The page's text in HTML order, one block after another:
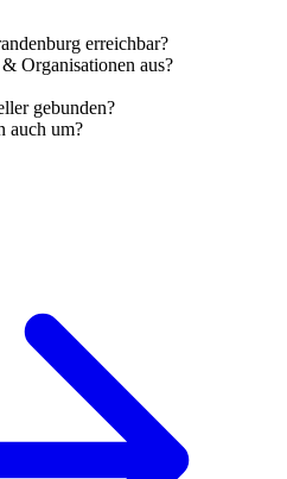
erreichbar?
Organisationen aus?
gebunden?
auch um?